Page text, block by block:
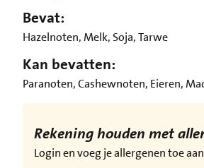
Bevat:
Hazelnoten, Melk, Soja, Tarwe
Kan bevatten:
Paranoten, Cashewnoten, Eieren,
Rekening houden met
Login en voeg je allergenen toe